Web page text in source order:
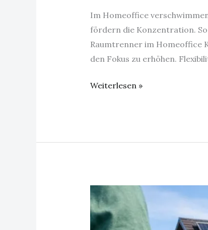
Im Homeoffice
fördern die Konzentration.
Raumtrenner im Homeoffice
den Fokus zu erhöhen.
Weiterlesen »
Investieren
in
die